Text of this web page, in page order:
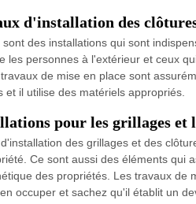
d'installation des
sont des installations qui sont
les personnes à l'extérieur et ceux
de mise en place sont
et il utilise des matériels appropriés.
pour les grillages et
des grillages et des
Ce sont aussi des éléments qui
des propriétés. Les travaux de
occuper et sachez qu'il établit un